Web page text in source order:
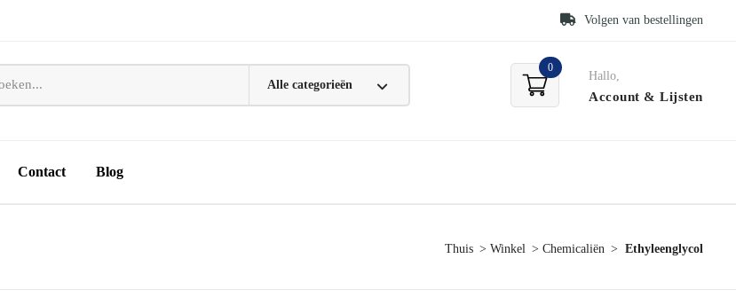
Volgen van bestellingen
0
Hallo,
Account & Lijsten
Contact Blog
Thuis Winkel Chemicaliën Ethyleenglycol